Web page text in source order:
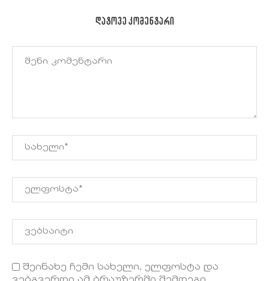
ᲓᲐᲢᲝᲕᲔ ᲙᲝᲛᲔᲜᲢᲐᲠᲘ
შეინახე ჩემი სახელი, ელფოსტა და